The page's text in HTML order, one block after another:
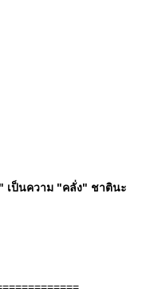
เป็นความ "คลั่ง" ชาตินะ